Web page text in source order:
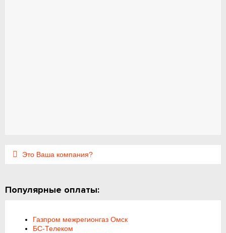
Это Ваша компания?
Популярные оплаты:
Газпром межрегионгаз Омск
БС-Телеком